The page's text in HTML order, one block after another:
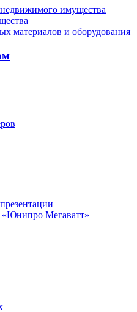
имущества
материалов и оборудования
Мегаватт»